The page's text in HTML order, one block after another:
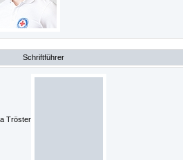
Schriftführer
Tröster